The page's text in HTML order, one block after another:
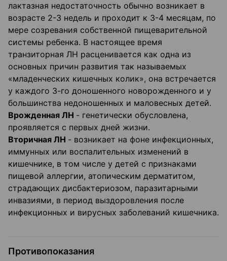
лактазная недостаточность обычно возникает в
возрасте 2-3 недель и проходит к 3-4 месяцам, по
мере созревания собственной пищеварительной
системы ребенка. В настоящее время
транзиторная ЛН расценивается как одна из
основных причин развития так называемых
«младенческих кишечных колик», она встречается
у каждого 3-го доношенного новорожденного и у
большинства недоношенных и маловесных детей.
Врожденная ЛН - генетически обусловлена,
проявляется с первых дней жизни.
Вторичная ЛН - возникает на фоне инфекционных,
иммунных или воспалительных изменений в
кишечнике, в том числе у детей с признаками
пищевой аллергии, атопическим дерматитом,
страдающих дисбактериозом, паразитарными
инвазиями, в период выздоровления после
инфекционных и вирусных заболеваний кишечника.
Противопоказания